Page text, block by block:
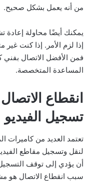
من أنه يعمل بشكل صحيح.
يمكنك أيضًا محاولة إعادة
إذا لزم الأمر. إذا كنت
فمن الأفضل الاتصال
المساعدة المتخصصة.
انقطاع
تسجيل الفيديو
تعتمد العديد من كاميرات
لنقل وتسجيل مقاطع
أن يؤدي إلى توقف